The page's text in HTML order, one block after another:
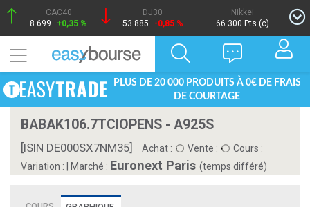
CAC40
8 699
+0,35 %
DJ30
53 885
-0,85 %
Nikkei
66 300 Pts (c)
PLUS DE 20 000 PRODUITS À 0€ DE FRAIS
DE COURTAGE
BABAK106.7TCIOPENS - A925S
[ISIN DE000SX7NM35] Achat : Vente :
Cours :
Variation :
Marché : Euronext Paris (temps différé)